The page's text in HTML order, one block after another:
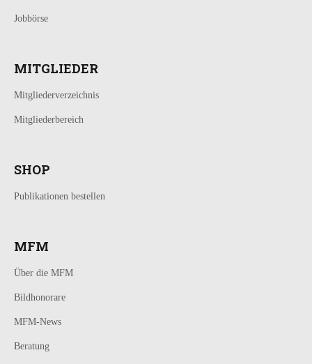
Jobbörse
MITGLIEDER
Mitgliederverzeichnis
Mitgliederbereich
SHOP
Publikationen bestellen
MFM
Über die MFM
Bildhonorare
MFM-News
Beratung